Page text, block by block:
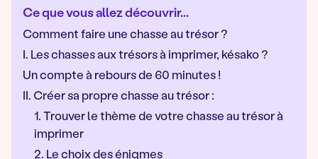
Ce que vous allez découvrir...
Comment faire une chasse au trésor ?
I. Les chasses aux trésors à imprimer, késako ?
Un compte à rebours de 60 minutes !
II. Créer sa propre chasse au trésor :
1. Trouver le thème de votre chasse au trésor à
imprimer
2. Le choix des énigmes